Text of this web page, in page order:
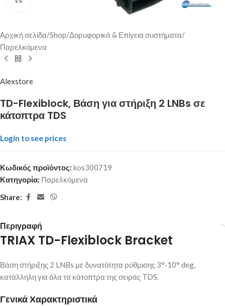
Αρχική σελίδα/Shop/Δορυφορικά & Επίγεια συστήματα/
Παρελκόμενα
Alexstore
TD-Flexiblock, Βάση για στήριξη 2 LNBs σε
κάτοπτρα TDS
Login to see prices
Κωδικός προϊόντος: kos300719
Κατηγορία: Παρελκόμενα
Share:
Περιγραφή
TRIAX TD-Flexiblock Bracket
Βάση στήριξης 2 LNBs με δυνατότητα ρύθμισης 3°-10° deg,
κατάλληλη για όλα τα κάτοπτρα της σειράς TDS.
Γενικά Χαρακτηριστικά